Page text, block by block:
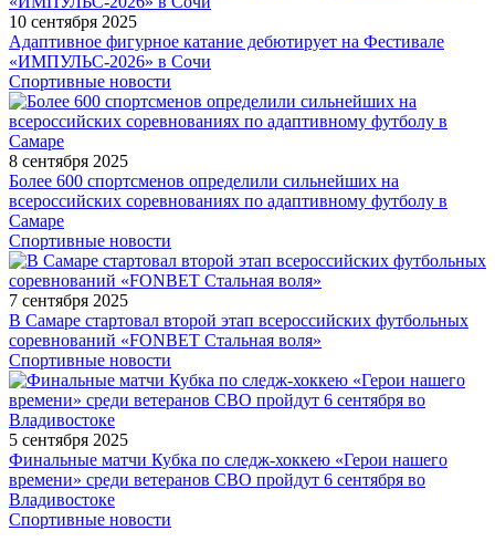
10 сентября 2025
Адаптивное фигурное катание дебютирует на Фестивале
«ИМПУЛЬС-2026» в Сочи
Спортивные новости
8 сентября 2025
Более 600 спортсменов определили сильнейших на
всероссийских соревнованиях по адаптивному футболу в
Самаре
Спортивные новости
7 сентября 2025
В Самаре стартовал второй этап всероссийских футбольных
соревнований «FONBET Стальная воля»
Спортивные новости
5 сентября 2025
Финальные матчи Кубка по следж-хоккею «Герои нашего
времени» среди ветеранов СВО пройдут 6 сентября во
Владивостоке
Спортивные новости